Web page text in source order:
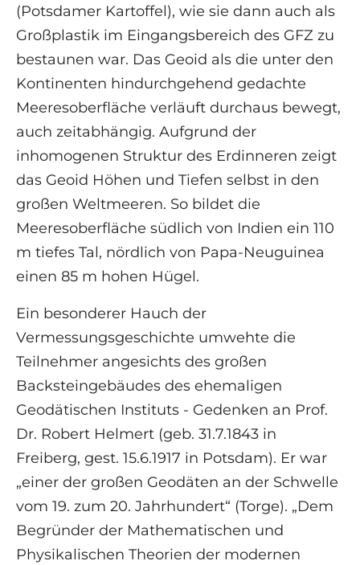
(Potsdamer Kartoffel), wie sie dann auch als
Großplastik im Eingangsbereich des GFZ zu
bestaunen war. Das Geoid als die unter den
Kontinenten hindurchgehend gedachte
Meeresoberfläche verläuft durchaus bewegt,
auch zeitabhängig. Aufgrund der
inhomogenen Struktur des Erdinneren zeigt
das Geoid Höhen und Tiefen selbst in den
großen Weltmeeren. So bildet die
Meeresoberfläche südlich von Indien ein 110
m tiefes Tal, nördlich von Papa-Neuguinea
einen 85 m hohen Hügel.
Ein besonderer Hauch der
Vermessungsgeschichte umwehte die
Teilnehmer angesichts des großen
Backsteingebäudes des ehemaligen
Geodätischen Instituts - Gedenken an Prof.
Dr. Robert Helmert (geb. 31.7.1843 in
Freiberg, gest. 15.6.1917 in Potsdam). Er war
„einer der großen Geodäten an der Schwelle
vom 19. zum 20. Jahrhundert“ (Torge). „Dem
Begründer der Mathematischen und
Physikalischen Theorien der modernen